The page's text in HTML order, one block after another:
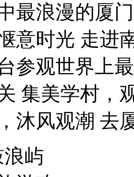
最浪漫的厦
意时光 走进
参观世界上
集美学村，
沐风观潮 去